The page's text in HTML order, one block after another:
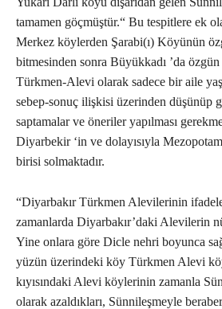
tamamen göçmüştür.“ Bu tespitlere ek
Merkez köylerden Şarabi(ı) Köyünün
bitmesinden sonra Büyükkadı ’da
Türkmen-Alevi olarak sadece bir aile
sebep-sonuç ilişkisi üzerinden düşünüp
saptamalar ve öneriler yapılması
Diyarbekir ‘in ve dolayısıyla
birisi solmaktadır.
“Diyarbakır Türkmen Alevilerinin
zamanlarda Diyarbakır’daki Alevilerin
Yine onlara göre Dicle nehri boyunca
yüzün üzerindeki köy Türkmen Alevi
kıyısındaki Alevi köylerinin zamanla
olarak azaldıkları, Sünnileşmeyle